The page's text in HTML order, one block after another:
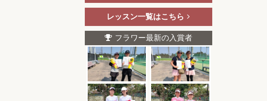
レッスン一覧はこちら
フラワー最新の入賞者